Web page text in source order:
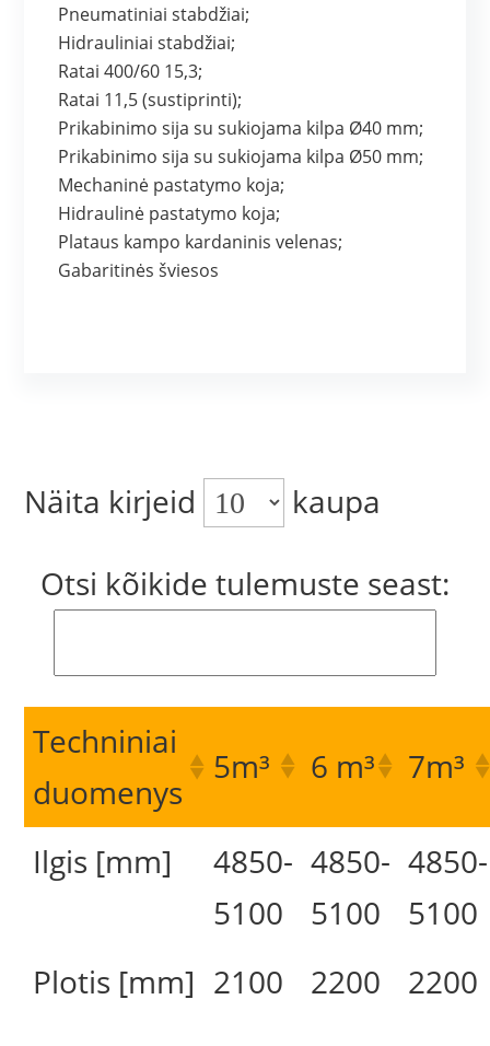
Pneumatiniai stabdžiai;
Hidrauliniai stabdžiai;
Ratai 400/60 15,3;
Ratai 11,5 (sustiprinti);
Prikabinimo sija su sukiojama kilpa Ø40 mm;
Prikabinimo sija su sukiojama kilpa Ø50 mm;
Mechaninė pastatymo koja;
Hidraulinė pastatymo koja;
Plataus kampo kardaninis velenas;
Gabaritinės šviesos
Näita kirjeid
kaupa
Otsi kõikide tulemuste seast:
Techniniai
duomenys
5m³ 6 m³ 7m³
Ilgis [mm]
4850-
5100
4850-
5100
4850-
5100
Plotis [mm] 2100 2200 2200